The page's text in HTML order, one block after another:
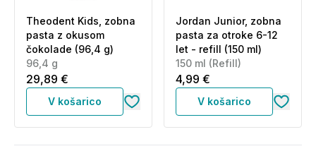
Theodent Kids, zobna
pasta z okusom
čokolade (96,4 g)
96,4 g
29,89 €
V košarico
Jordan Junior, zobna
pasta za otroke 6-12
let - refill (150 ml)
150 ml (Refill)
4,99 €
V košarico